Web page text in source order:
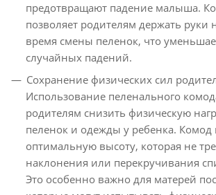
предотвращают падение малыша.
позволяет родителям держать руки
время смены пеленок, что
случайных падений.
Сохранение физических сил
Использование пеленального
родителям снизить физическую
пеленок и одежды у ребенка. Комод
оптимальную высоту, которая не
наклонения или перекручивания
Это особенно важно для матерей